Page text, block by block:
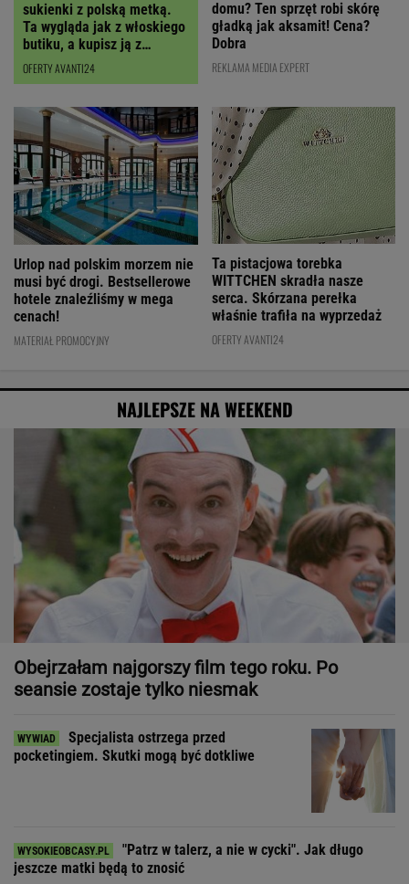
sukienki z polską metką.
Ta wygląda jak z włoskiego
butiku, a kupisz ją z
RABATEM
OFERTY AVANTI24
domu? Ten sprzęt robi skórę
gładką jak aksamit! Cena?
Dobra
REKLAMA MEDIA EXPERT
Urlop nad polskim morzem nie
musi być drogi. Bestsellerowe
hotele znaleźliśmy w mega
cenach!
MATERIAŁ PROMOCYJNY
Ta pistacjowa torebka
WITTCHEN skradła nasze
serca. Skórzana perełka
właśnie trafiła na wyprzedaż
OFERTY AVANTI24
NAJLEPSZE NA WEEKEND
Obejrzałam najgorszy film tego roku. Po
seansie zostaje tylko niesmak
Specjalista ostrzega przed
pocketingiem. Skutki mogą być dotkliwe
"Patrz w talerz, a nie w cycki". Jak długo
jeszcze matki będą to znosić